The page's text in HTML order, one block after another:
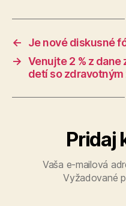
←
Je nové diskusné
→ Venujte 2 % z
detí so
Pridaj
Vaša e-mailová
Vyžadované